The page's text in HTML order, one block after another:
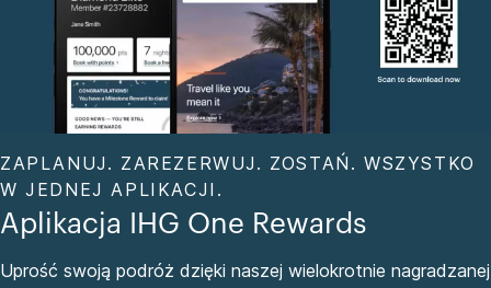
ZAPLANUJ. ZAREZERWUJ. ZOSTAŃ. WSZYSTKO
W JEDNEJ APLIKACJI.
Aplikacja IHG One Rewards
Uprość swoją podróż dzięki naszej wielokrotnie nagradzanej